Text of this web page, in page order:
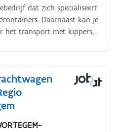
dat zich specialiseert
Daarnaast kan je
het transport met kippers,